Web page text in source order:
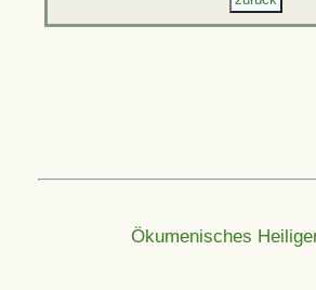
Ökumenisches